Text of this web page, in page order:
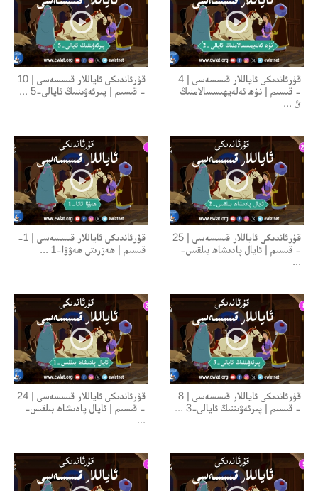
قۇرئاندىكى ئاياللار قىسسەسى | 4
- قىسىم | نۇھ ئەلەيھىسسالامنىڭ
ئ ...
قۇرئاندىكى ئاياللار قىسسەسى | 10
- قىسىم | پىرئەۋىننىڭ ئايالى-5 ...
قۇرئاندىكى ئاياللار قىسسەسى | 25
- قىسىم | ئايال پادىشاھ بىلقىس-
...
قۇرئاندىكى ئاياللار قىسسەسى | 1-
قىسىم | ھەزرىتى ھەۋۋا-1 ...
قۇرئاندىكى ئاياللار قىسسەسى | 8
- قىسىم | پىرئەۋىننىڭ ئايالى-3 ...
قۇرئاندىكى ئاياللار قىسسەسى | 24
- قىسىم | ئايال پادىشاھ بىلقىس-
...